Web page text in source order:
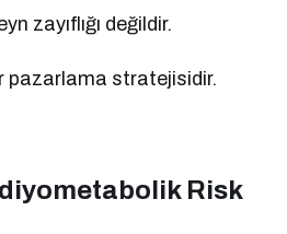
zayıflığı değildir.
pazarlama stratejisidir.
Risk